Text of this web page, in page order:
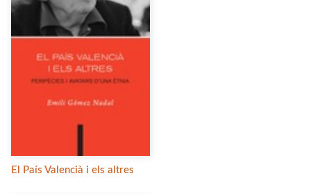
El País Valencià i els altres